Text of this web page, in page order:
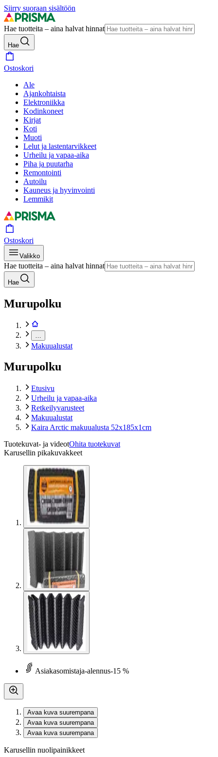
Siirry suoraan sisältöön
Hae tuotteita – aina halvat hinnat
Hae
Ostoskori
Ale
Ajankohtaista
Elektroniikka
Kodinkoneet
Kirjat
Koti
Muoti
Lelut ja lastentarvikkeet
Urheilu ja vapaa-aika
Piha ja puutarha
Remontointi
Autoilu
Kauneus ja hyvinvointi
Lemmikit
Ostoskori
Valikko
Hae tuotteita – aina halvat hinnat
Hae
Murupolku
Makuualustat
Murupolku
Etusivu
Urheilu ja vapaa-aika
Retkeilyvarusteet
Makuualustat
Kaira Arctic makuualusta 52x185x1cm
Tuotekuvat- ja videotOhita tuotekuvat
Karusellin pikakuvakkeet
Asiakasomistaja-alennus-15 %
Avaa kuva suurempana
Avaa kuva suurempana
Avaa kuva suurempana
Karusellin nuolipainikkeet